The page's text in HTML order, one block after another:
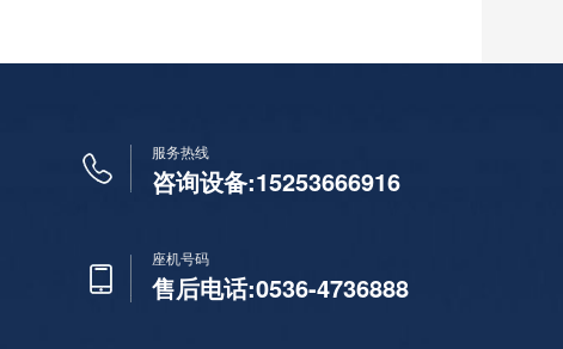
服务热线
咨询设备:15253666916
座机号码
售后电话:0536-4736888